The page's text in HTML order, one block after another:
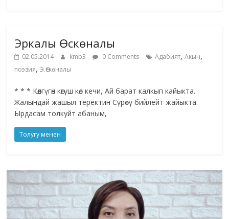
Эркалы Өскөналы
02.05.2014 kmb3 0 Comments Адабият,Акын,
поэзия,Э.Өскөналы
* * * Көөлгүгөн көгүш көл кечи, Ай барат калкып кайыкта.
Жалындай жашыл теректин Сүрөтү бийлейт жайыкта.
Ырдасам толкуйт абаным,
Толугу менен